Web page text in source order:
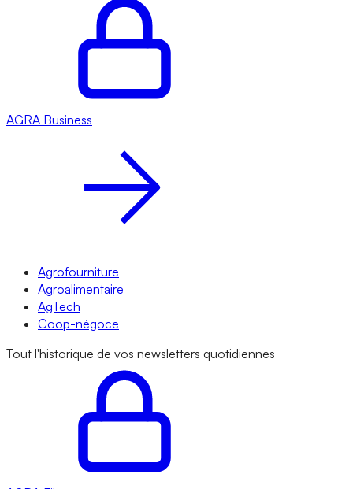
AGRA Business
Agrofourniture
Agroalimentaire
AgTech
Coop-négoce
Tout l'historique de vos newsletters quotidiennes